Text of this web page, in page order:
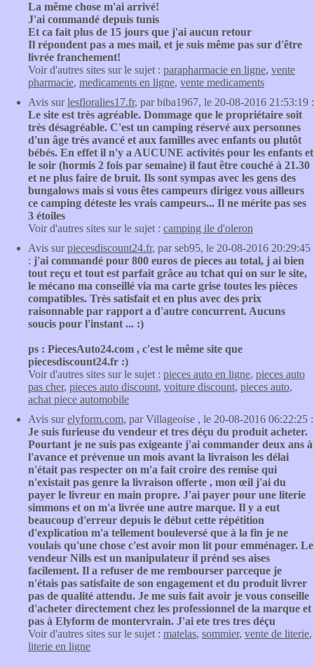
La même chose m'ai arrivé!
J'ai commandé depuis tunis
Et ca fait plus de 15 jours que j'ai aucun retour
Il répondent pas a mes mail, et je suis même pas sur d'être
livrée franchement!
Voir d'autres sites sur le sujet : parapharmacie en ligne, vente
pharmacie, medicaments en ligne, vente medicaments
Avis surlesfloralies17.fr, par biba1967, le 20-08-2016 21:53:19 :
Le site est très agréable. Dommage que le propriétaire soit
très désagréable. C'est un camping réservé aux personnes
d'un âge très avancé et aux familles avec enfants ou plutôt
bébés. En effet il n'y a AUCUNE activités pour les enfants et
le soir (hormis 2 fois par semaine) il faut être couché à 21.30
et ne plus faire de bruit. Ils sont sympas avec les gens des
bungalows mais si vous êtes campeurs dirigez vous ailleurs
ce camping déteste les vrais campeurs... Il ne mérite pas ses
3 étoiles
Voir d'autres sites sur le sujet : camping ile d'oleron
Avis surpiecesdiscount24.fr, par seb95, le 20-08-2016 20:29:45
: j'ai commandé pour 800 euros de pieces au total, j ai bien
tout reçu et tout est parfait grâce au tchat qui on sur le site,
le mécano ma conseillé via ma carte grise toutes les pièces
compatibles. Très satisfait et en plus avec des prix
raisonnable par rapport a d'autre concurrent. Aucuns
soucis pour l'instant ... :)
ps : PiecesAuto24.com , c'est le même site que
piecesdiscount24.fr :)
Voir d'autres sites sur le sujet : pieces auto en ligne, pieces auto
pas cher, pieces auto discount, voiture discount, pieces auto,
achat piece automobile
Avis surelyform.com, par Villageoise , le 20-08-2016 06:22:25 :
Je suis furieuse du vendeur et tres déçu du produit acheter.
Pourtant je ne suis pas exigeante j'ai commander deux ans à
l'avance et prévenue un mois avant la livraison les délai
n'était pas respecter on m'a fait croire des remise qui
n'existait pas genre la livraison offerte , mon œil j'ai du
payer le livreur en main propre. J'ai payer pour une literie
simmons et on m'a livrée une autre marque. Il y a eut
beaucoup d'erreur depuis le début cette répétition
d'explication m'a tellement bouleversé que à la fin je ne
voulais qu'une chose c'est avoir mon lit pour emménager. Le
vendeur Nills est un manipulateur il prénd ses aises
facilement. Il a refuser de me rembourser parceque je
n'étais pas satisfaite de son engagement et du produit livrer
pas de qualité attendu. Je me suis fait avoir je vous conseille
d'acheter directement chez les professionnel de la marque et
pas à Elyform de montervrain. J'ai ete tres tres déçu
Voir d'autres sites sur le sujet : matelas, sommier, vente de literie,
literie en ligne